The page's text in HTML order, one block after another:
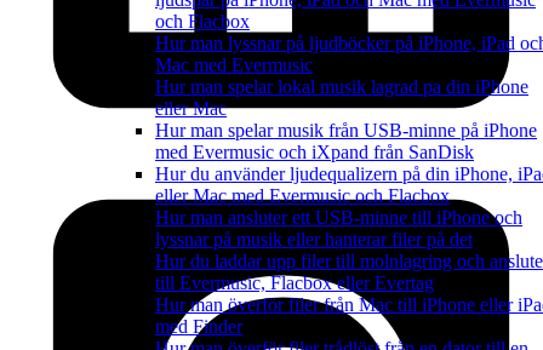
och Flacbox
Hur man lyssnar på ljudböcker på iPhone, iPad
Mac med Evermusic
Hur man spelar lokal musik lagrad pa din iPhone
eller Mac
Hur man spelar musik från USB-minne på iPhone
med Evermusic och iXpand från SanDisk
Hur du använder ljudequalizern på din iPhone,
eller Mac med Evermusic och Flacbox
Hur man ansluter ett USB-minne till iPhone och
lyssnar på musik eller hanterar filer på det
Hur du laddar upp filer till molnlagring och
till Evermusic, Flacbox eller Evertag
Hur man överför filer från Mac till iPhone eller
med Finder